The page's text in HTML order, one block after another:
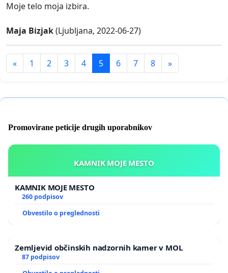
Moje telo moja izbira.
Maja Bizjak(Ljubljana, 2022-06-27)
« 1 2 3 4 5 6 7 8 »
Promovirane peticije drugih uporabnikov
KAMNIK MOJE MESTO
KAMNIK MOJE MESTO
260 podpisov
Obvestilo o preglednosti
Zemljevid občinskih nadzornih kamer v MOL
87 podpisov